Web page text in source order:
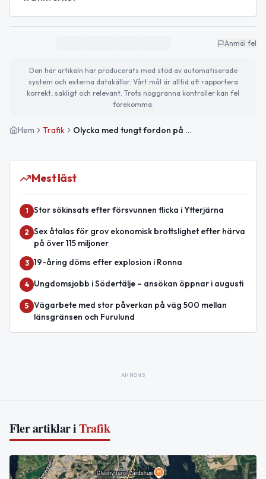
Anmäl fel
Den här artikeln har producerats med stöd av automatiserade
system och externa datakällor. Vårt mål är alltid att rapportera
korrekt, sakligt och relevant. Trots noggranna kontroller kan fel
förekomma.
Hem Trafik Olycka med tungt fordon på E4 vid Trafikplats Södertälje syd
Mest läst
1 Stor sökinsats efter försvunnen flicka i Ytterjärna
2 Sex åtalas för grov ekonomisk brottslighet efter härva
på över 115 miljoner
3 19-åring döms efter explosion i Ronna
4 Ungdomsjobb i Södertälje – ansökan öppnar i augusti
5 Vägarbete med stor påverkan på väg 500 mellan
länsgränsen och Furulund
ANNONS
Fler artiklar iTrafik